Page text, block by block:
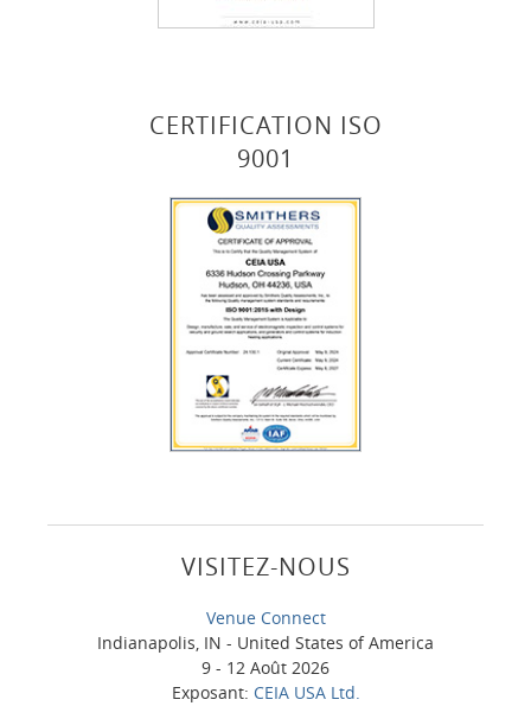
CERTIFICATION ISO
9001
VISITEZ-NOUS
Venue Connect
Indianapolis, IN - United States of America
9 - 12 Août 2026
Exposant: CEIA USA Ltd.